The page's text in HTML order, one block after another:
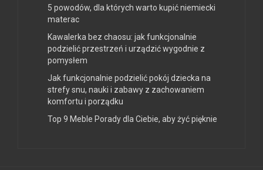
5 powodów, dla których warto kupić niemiecki
materac
Kawalerka bez chaosu: jak funkcjonalnie
podzielić przestrzeń i urządzić wygodnie z
pomysłem
Jak funkcjonalnie podzielić pokój dziecka na
strefy snu, nauki i zabawy z zachowaniem
komfortu i porządku
Top 9 Meble Porady dla Ciebie, aby żyć pięknie